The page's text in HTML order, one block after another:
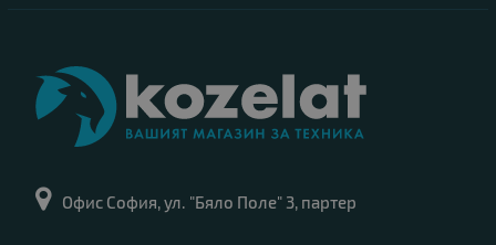
Офис София, ул. "Бяло Поле" 3, партер